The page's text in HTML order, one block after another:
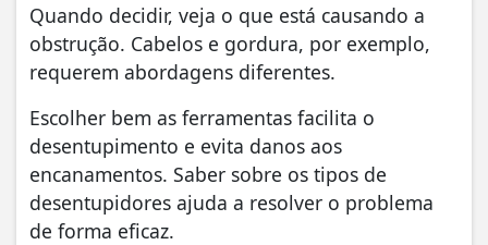
Quando decidir, veja o que está causando a
obstrução. Cabelos e gordura, por exemplo,
requerem abordagens diferentes.
Escolher bem as ferramentas facilita o
desentupimento e evita danos aos
encanamentos. Saber sobre os tipos de
desentupidores ajuda a resolver o problema
de forma eficaz.